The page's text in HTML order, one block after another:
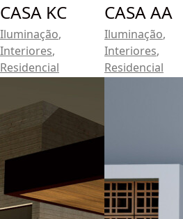
CASA KC
Iluminação,
Interiores,
Residencial
CASA AA
Iluminação,
Interiores,
Residencial